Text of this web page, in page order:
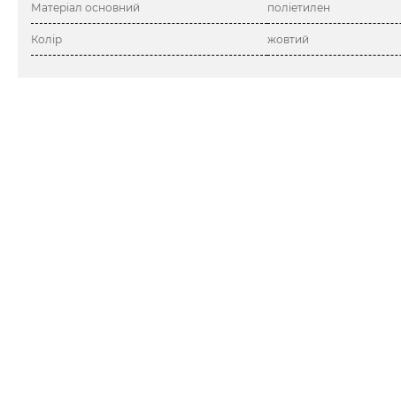
Матеріал основний поліетилен
Колір жовтий